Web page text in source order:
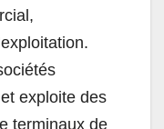
exploite des
terminaux de